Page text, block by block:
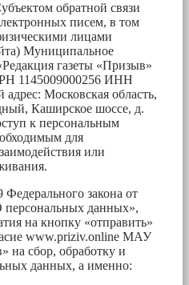
обратной связи
писем, в том
лицами
Муниципальное
газеты «Призыв»
1145009000256 ИНН
Московская область,
Каширское шоссе, д.
к персональным
для
или
Федерального закона от
данных»,
на кнопку «отправить»
www.priziv.online МАУ
на сбор, обработку и
данных, а именно: